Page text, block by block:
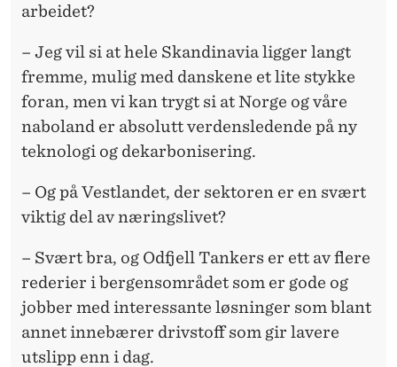
arbeidet?
– Jeg vil si at hele Skandinavia ligger langt
fremme, mulig med danskene et lite stykke
foran, men vi kan trygt si at Norge og våre
naboland er absolutt verdensledende på ny
teknologi og dekarbonisering.
– Og på Vestlandet, der sektoren er en svært
viktig del av næringslivet?
– Svært bra, og Odfjell Tankers er ett av flere
rederier i bergensområdet som er gode og
jobber med interessante løsninger som blant
annet innebærer drivstoff som gir lavere
utslipp enn i dag.